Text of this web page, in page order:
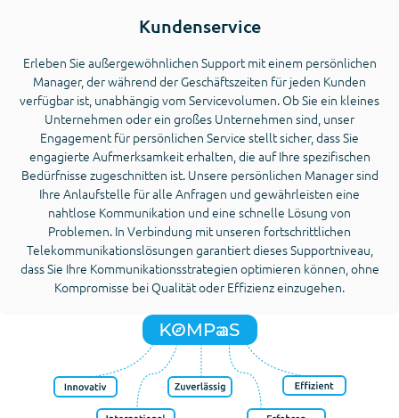
Kundenservice
Erleben Sie außergewöhnlichen Support mit einem persönlichen
Manager, der während der Geschäftszeiten für jeden Kunden
verfügbar ist, unabhängig vom Servicevolumen. Ob Sie ein kleines
Unternehmen oder ein großes Unternehmen sind, unser
Engagement für persönlichen Service stellt sicher, dass Sie
engagierte Aufmerksamkeit erhalten, die auf Ihre spezifischen
Bedürfnisse zugeschnitten ist. Unsere persönlichen Manager sind
Ihre Anlaufstelle für alle Anfragen und gewährleisten eine
nahtlose Kommunikation und eine schnelle Lösung von
Problemen. In Verbindung mit unseren fortschrittlichen
Telekommunikationslösungen garantiert dieses Supportniveau,
dass Sie Ihre Kommunikationsstrategien optimieren können, ohne
Kompromisse bei Qualität oder Effizienz einzugehen.